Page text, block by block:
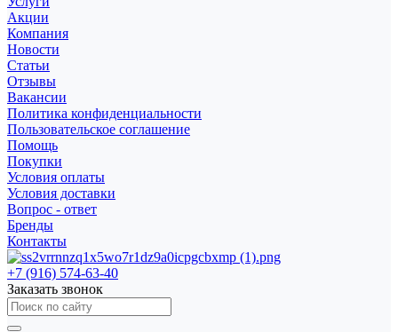
Акции
Компания
Новости
Статьи
Отзывы
Вакансии
Политика конфиденциальности
Пользовательское соглашение
Помощь
Покупки
Условия оплаты
Условия доставки
Вопрос - ответ
Бренды
Контакты
+7 (916) 574-63-40
Заказать звонок